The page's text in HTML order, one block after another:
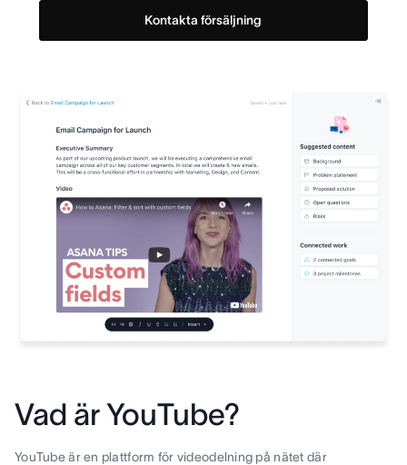
Kontakta försäljning
Vad är YouTube?
YouTube är en plattform för videodelning på nätet där